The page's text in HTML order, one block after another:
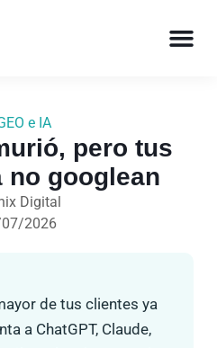
e IA
pero tus
no googlean
Digital
2026
de tus clientes ya
a ChatGPT, Claude,